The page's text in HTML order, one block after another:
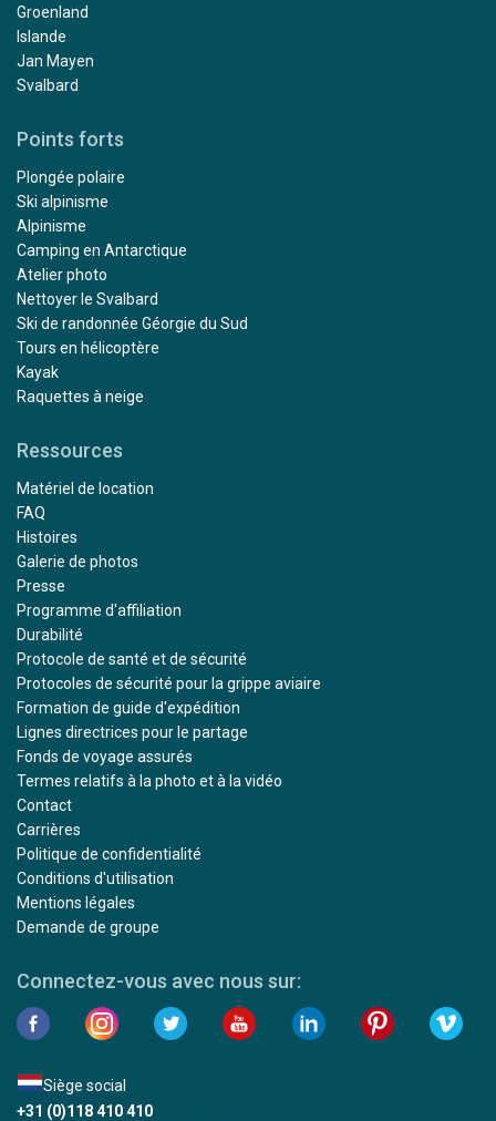
Groenland
Islande
Jan Mayen
Svalbard
Points forts
Plongée polaire
Ski alpinisme
Alpinisme
Camping en Antarctique
Atelier photo
Nettoyer le Svalbard
Ski de randonnée Géorgie du Sud
Tours en hélicoptère
Kayak
Raquettes à neige
Ressources
Matériel de location
FAQ
Histoires
Galerie de photos
Presse
Programme d'affiliation
Durabilité
Protocole de santé et de sécurité
Protocoles de sécurité pour la grippe aviaire
Formation de guide d'expédition
Lignes directrices pour le partage
Fonds de voyage assurés
Termes relatifs à la photo et à la vidéo
Contact
Carrières
Politique de confidentialité
Conditions d'utilisation
Mentions légales
Demande de groupe
Connectez-vous avec nous sur:
Siège social
+31 (0)118 410 410